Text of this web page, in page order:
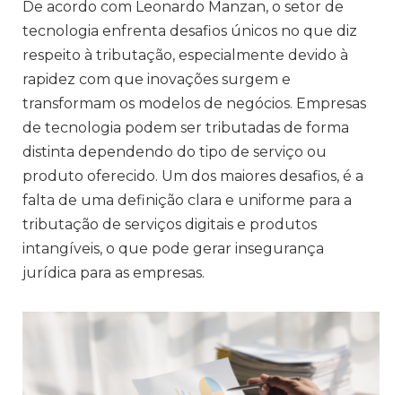
De acordo com Leonardo Manzan, o setor de
tecnologia enfrenta desafios únicos no que diz
respeito à tributação, especialmente devido à
rapidez com que inovações surgem e
transformam os modelos de negócios. Empresas
de tecnologia podem ser tributadas de forma
distinta dependendo do tipo de serviço ou
produto oferecido. Um dos maiores desafios, é a
falta de uma definição clara e uniforme para a
tributação de serviços digitais e produtos
intangíveis, o que pode gerar insegurança
jurídica para as empresas.